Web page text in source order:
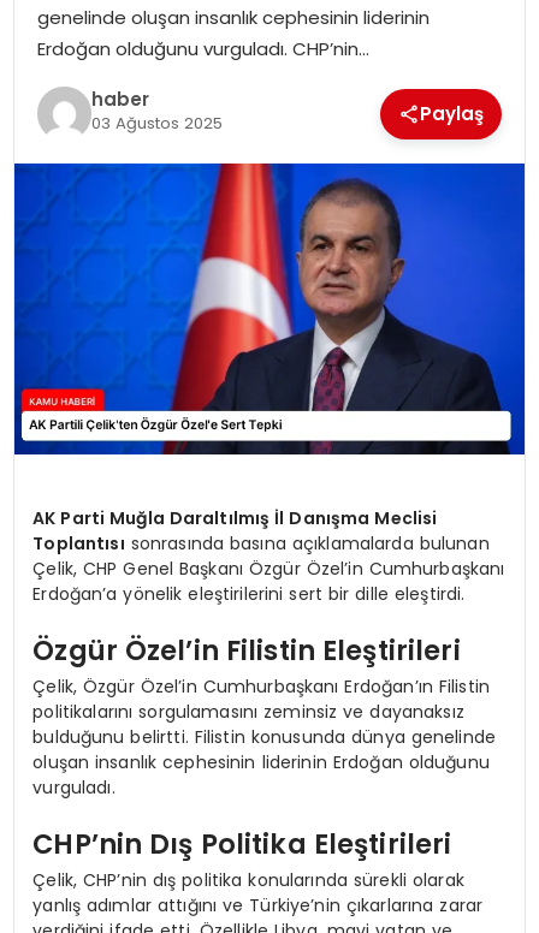
GENEL
genelinde oluşan insanlık cephesinin liderinin
Erdoğan olduğunu vurguladı. CHP’nin…
haber
03 Ağustos 2025 Paylaş
AK Parti Muğla Daraltılmış İl Danışma Meclisi
Toplantısı sonrasında basına açıklamalarda bulunan
Çelik, CHP Genel Başkanı Özgür Özel’in Cumhurbaşkanı
Erdoğan’a yönelik eleştirilerini sert bir dille eleştirdi.
Özgür Özel’in Filistin Eleştirileri
Çelik, Özgür Özel’in Cumhurbaşkanı Erdoğan’ın Filistin
politikalarını sorgulamasını zeminsiz ve dayanaksız
bulduğunu belirtti. Filistin konusunda dünya genelinde
oluşan insanlık cephesinin liderinin Erdoğan olduğunu
vurguladı.
CHP’nin Dış Politika Eleştirileri
Çelik, CHP’nin dış politika konularında sürekli olarak
yanlış adımlar attığını ve Türkiye’nin çıkarlarına zarar